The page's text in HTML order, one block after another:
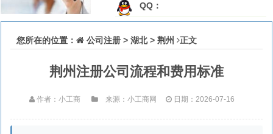
QQ：
您所在的位置： 公司注册 > 湖北> 荆州 正文
荆州注册公司流程和费用标准
作者：小工商 来源：小工商网 日期：2026-07-16